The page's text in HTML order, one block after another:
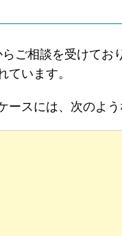
ご相談を受けてお
います。
スには、次のよう